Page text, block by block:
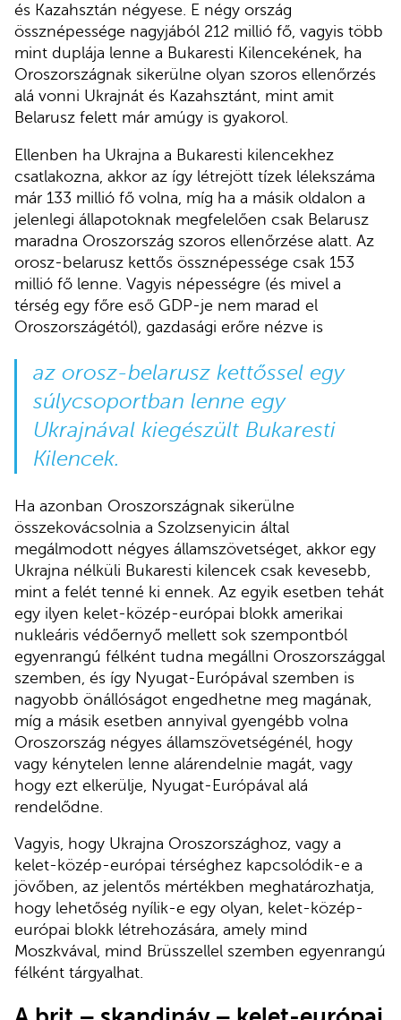
és Kazahsztán négyese. E négy ország
össznépessége nagyjából 212 millió fő, vagyis több
mint duplája lenne a Bukaresti Kilencekének, ha
Oroszországnak sikerülne olyan szoros ellenőrzés
alá vonni Ukrajnát és Kazahsztánt, mint amit
Belarusz felett már amúgy is gyakorol.
Ellenben ha Ukrajna a Bukaresti kilencekhez
csatlakozna, akkor az így létrejött tízek lélekszáma
már 133 millió fő volna, míg ha a másik oldalon a
jelenlegi állapotoknak megfelelően csak Belarusz
maradna Oroszország szoros ellenőrzése alatt. Az
orosz-belarusz kettős össznépessége csak 153
millió fő lenne. Vagyis népességre (és mivel a
térség egy főre eső GDP-je nem marad el
Oroszországétól), gazdasági erőre nézve is
az orosz-belarusz kettőssel egy
súlycsoportban lenne egy
Ukrajnával kiegészült Bukaresti
Kilencek.
Ha azonban Oroszországnak sikerülne
összekovácsolnia a Szolzsenyicin által
megálmodott négyes államszövetséget, akkor egy
Ukrajna nélküli Bukaresti kilencek csak kevesebb,
mint a felét tenné ki ennek. Az egyik esetben tehát
egy ilyen kelet-közép-európai blokk amerikai
nukleáris védőernyő mellett sok szempontból
egyenrangú félként tudna megállni Oroszországgal
szemben, és így Nyugat-Európával szemben is
nagyobb önállóságot engedhetne meg magának,
míg a másik esetben annyival gyengébb volna
Oroszország négyes államszövetségénél, hogy
vagy kénytelen lenne alárendelnie magát, vagy
hogy ezt elkerülje, Nyugat-Európával alá
rendelődne.
Vagyis, hogy Ukrajna Oroszországhoz, vagy a
kelet-közép-európai térséghez kapcsolódik-e a
jövőben, az jelentős mértékben meghatározhatja,
hogy lehetőség nyílik-e egy olyan, kelet-közép-
európai blokk létrehozására, amely mind
Moszkvával, mind Brüsszellel szemben egyenrangú
félként tárgyalhat.